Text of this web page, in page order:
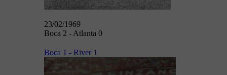
23/02/1969
Boca 2 - Atlanta 0
Boca 1 - River 1